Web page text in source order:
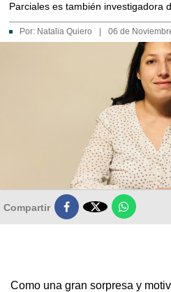
Parciales es también investigadora
Por: Natalia Quiero 06 de
Compartir 
Como una gran sorpresa y